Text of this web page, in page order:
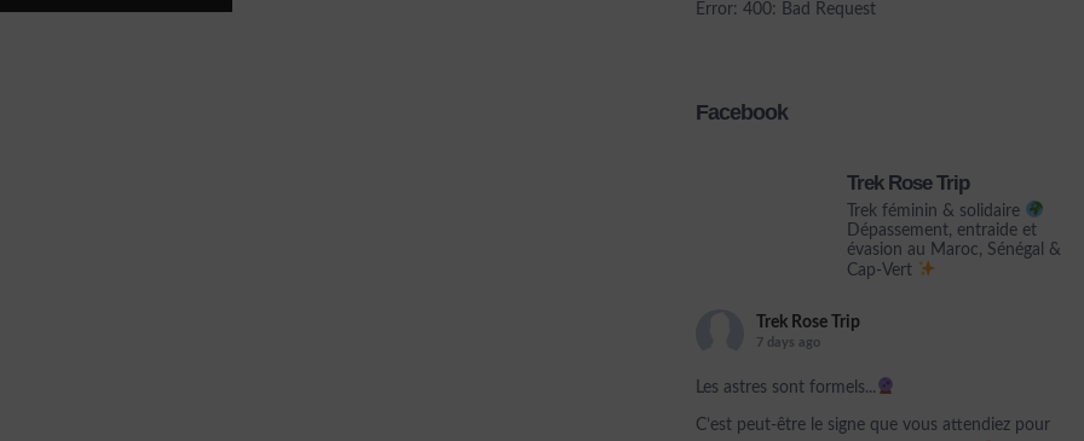
Error: 400: Bad Request
Facebook
Trek Rose Trip
Trek féminin & solidaire
Dépassement, entraide et
évasion au Maroc, Sénégal &
Cap-Vert
Trek Rose Trip
7 days ago
Les astres sont formels...
C’est peut-être le signe que vous attendiez pour